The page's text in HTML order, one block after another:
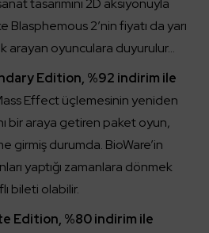
tasarımını 2D aksiyonuyla
Blasphemous 2’nin fiyatı da yarı
arayan oyunculara duyurulur…
Edition, %92 indirim ile
Effect üçlemesinin yeniden
bir araya getiren paket oyun,
girmiş durumda. BioWare’in
yaptığı zamanlara dönmek
bileti olabilir.
Edition, %80 indirim ile